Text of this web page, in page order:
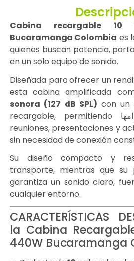
Cabina recargable 10
Bucaramanga Colombia es
quienes buscan potencia,
en un solo equipo de sonido.
Diseñada para ofrecer un
esta cabina amplificada
sonora (127 dB SPL) con un
recargable, permitiendo استخدامها en eventos,
reuniones, presentaciones y
sin necesidad de conexión
Su diseño compacto y
transporte, mientras que su
garantiza un sonido claro,
cualquier entorno.
CARACTERÍSTICAS
la Cabina
440W Bucaramanga